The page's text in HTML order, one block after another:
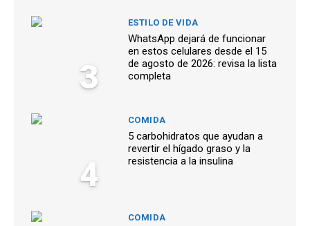
3
ESTILO DE VIDA
WhatsApp dejará de funcionar
en estos celulares desde el 15
de agosto de 2026: revisa la lista
completa
4
COMIDA
5 carbohidratos que ayudan a
revertir el hígado graso y la
resistencia a la insulina
COMIDA